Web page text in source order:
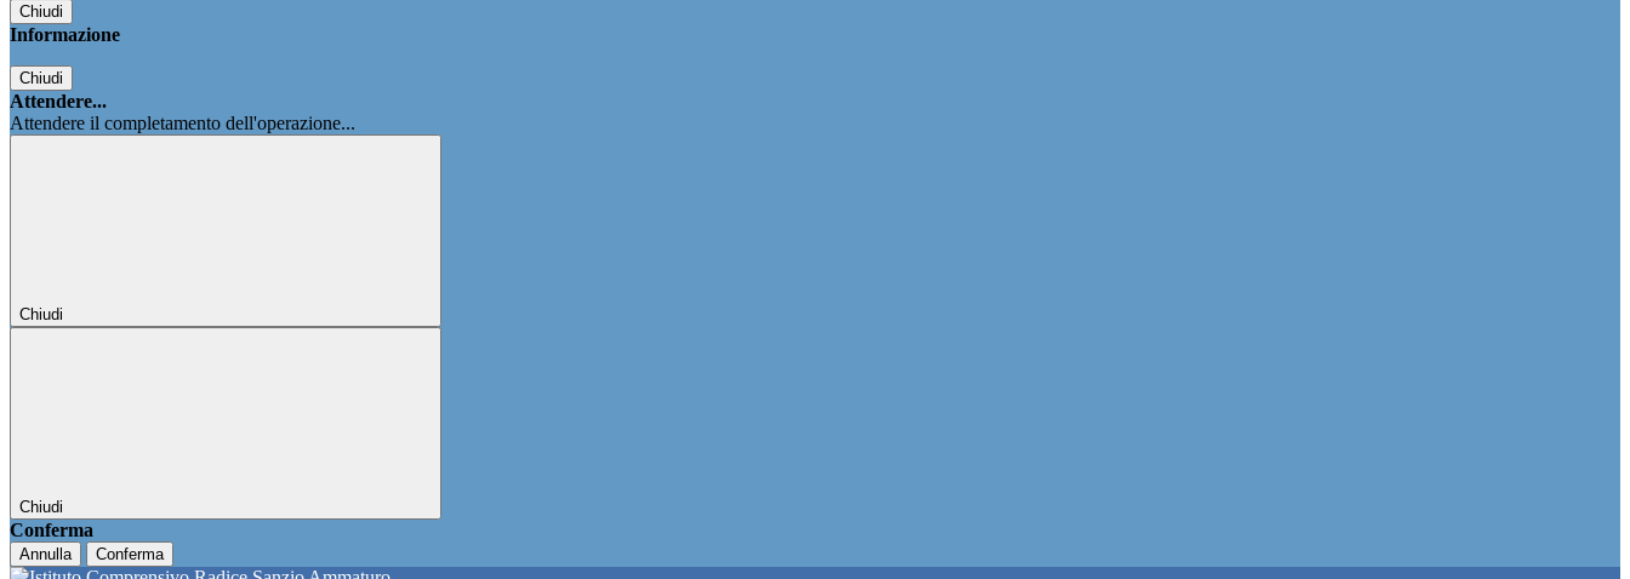
Chiudi
Informazione
Chiudi
Attendere...
Attendere il completamento dell'operazione...
Chiudi
Chiudi
Conferma
Annulla Conferma